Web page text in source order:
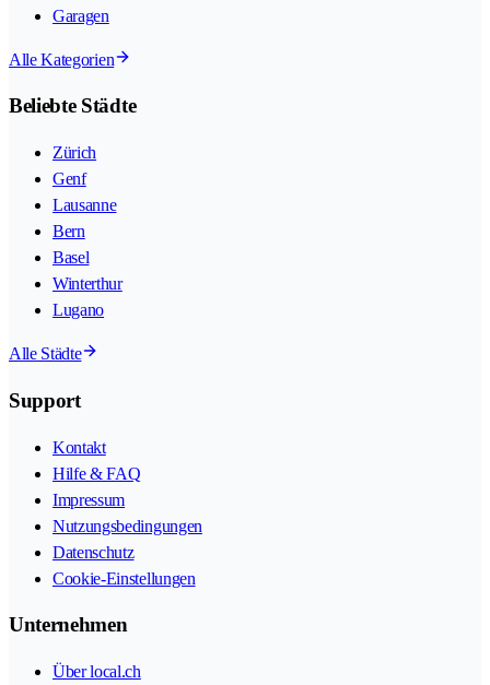
Garagen
Alle Kategorien
Beliebte Städte
Zürich
Genf
Lausanne
Bern
Basel
Winterthur
Lugano
Alle Städte
Support
Kontakt
Hilfe & FAQ
Impressum
Nutzungsbedingungen
Datenschutz
Cookie-Einstellungen
Unternehmen
Über local.ch